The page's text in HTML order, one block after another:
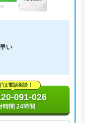
い
は電話相談！
091-026
時間 24時間